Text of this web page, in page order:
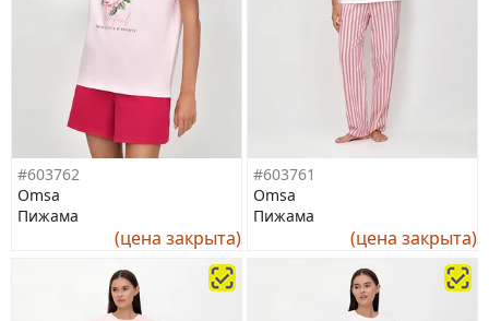
#603762
Omsa
Пижама
(цена закрыта)
#603761
Omsa
Пижама
(цена закрыта)